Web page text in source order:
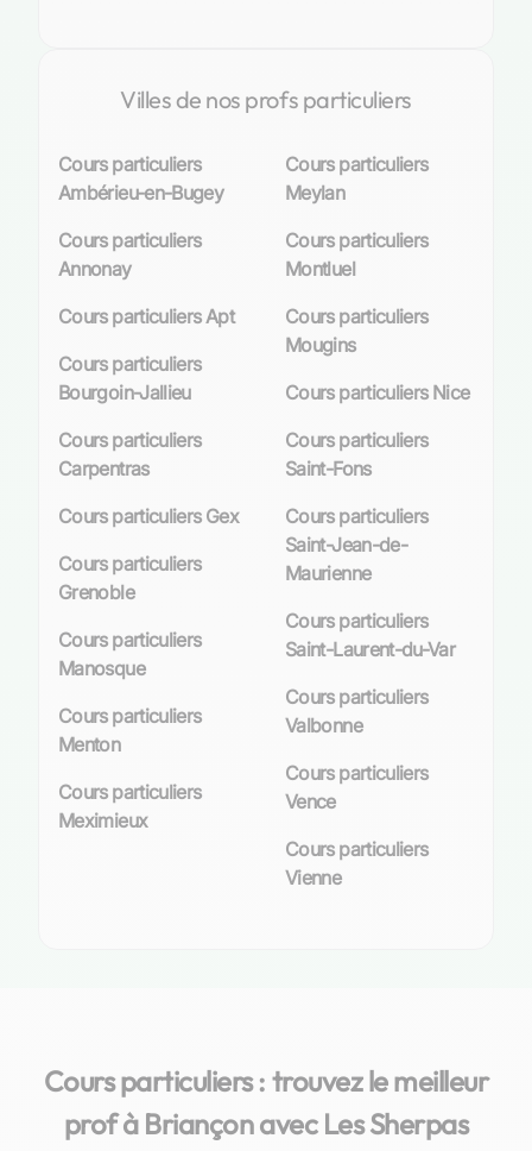
Villes de nos profs particuliers
Cours particuliers
Ambérieu-en-Bugey
Cours particuliers
Annonay
Cours particuliers Apt
Cours particuliers
Bourgoin-Jallieu
Cours particuliers
Carpentras
Cours particuliers Gex
Cours particuliers
Grenoble
Cours particuliers
Manosque
Cours particuliers
Menton
Cours particuliers
Meximieux
Cours particuliers
Meylan
Cours particuliers
Montluel
Cours particuliers
Mougins
Cours particuliers Nice
Cours particuliers
Saint-Fons
Cours particuliers
Saint-Jean-de-
Maurienne
Cours particuliers
Saint-Laurent-du-Var
Cours particuliers
Valbonne
Cours particuliers
Vence
Cours particuliers
Vienne
Cours particuliers : trouvez le meilleur
prof à Briançon avec Les Sherpas